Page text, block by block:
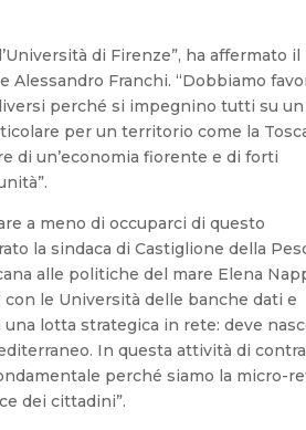
di Firenze”, ha affermato il
Alessandro Franchi. “Dobbiamo
perché si impegnino tutti su
per un territorio come la
di un’economia fiorente e di forti
a meno di occuparci di questo
la sindaca di Castiglione della
alle politiche del mare Elena
le Università delle banche dati e
lotta strategica in rete: deve
In questa attività di
perché siamo la micro-
dei cittadini”.